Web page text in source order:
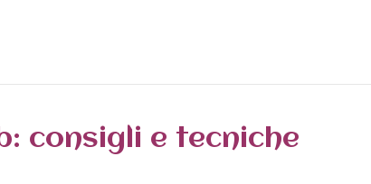
consigli e tecniche